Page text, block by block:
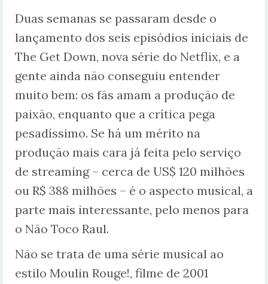
Duas semanas se passaram desde o
lançamento dos seis episódios iniciais de
The Get Down, nova série do Netflix, e a
gente ainda não conseguiu entender
muito bem: os fãs amam a produção de
paixão, enquanto que a crítica pega
pesadíssimo. Se há um mérito na
produção mais cara já feita pelo serviço
de streaming – cerca de US$ 120 milhões
ou R$ 388 milhões – é o aspecto musical, a
parte mais interessante, pelo menos para
o Não Toco Raul.
Não se trata de uma série musical ao
estilo Moulin Rouge!, filme de 2001